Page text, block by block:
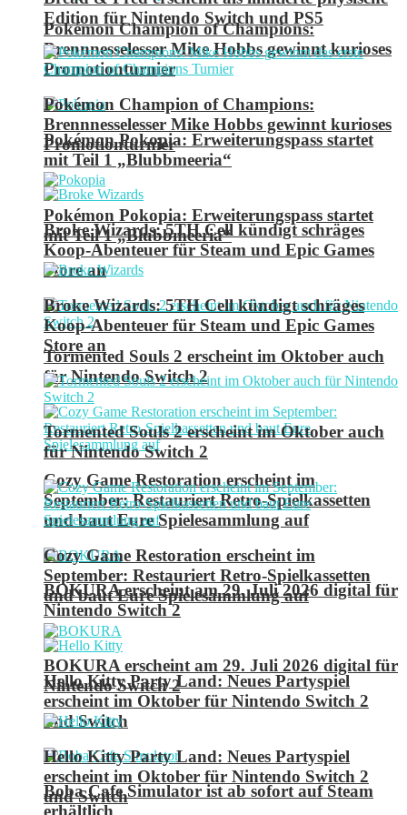
Pokémon Champion of Champions:
Brennnesselesser Mike Hobbs gewinnt kurioses
Promotionturnier
Pokémon Pokopia: Erweiterungspass startet
mit Teil 1 „Blubbmeeria“
Broke Wizards: 5TH Cell kündigt schräges
Koop-Abenteuer für Steam und Epic Games
Store an
Tormented Souls 2 erscheint im Oktober auch
für Nintendo Switch 2
Cozy Game Restoration erscheint im
September: Restauriert Retro-Spielkassetten
und baut Eure Spielesammlung auf
BOKURA erscheint am 29. Juli 2026 digital für
Nintendo Switch 2
Hello Kitty Party Land: Neues Partyspiel
erscheint im Oktober für Nintendo Switch 2
und Switch
Boba Cafe Simulator ist ab sofort auf Steam
erhältlich
Edition für Nintendo Switch und PS5
Pokémon Champion of Champions:
Brennnesselesser Mike Hobbs gewinnt kurioses
Promotionturnier
Pokémon Pokopia: Erweiterungspass startet
mit Teil 1 „Blubbmeeria“
Broke Wizards: 5TH Cell kündigt schräges
Koop-Abenteuer für Steam und Epic Games
Store an
Tormented Souls 2 erscheint im Oktober auch
für Nintendo Switch 2
Cozy Game Restoration erscheint im
September: Restauriert Retro-Spielkassetten
und baut Eure Spielesammlung auf
BOKURA erscheint am 29. Juli 2026 digital für
Nintendo Switch 2
Hello Kitty Party Land: Neues Partyspiel
erscheint im Oktober für Nintendo Switch 2
und Switch